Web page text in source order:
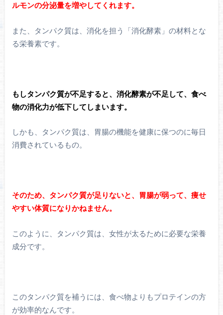
ルモンの分泌量を増やしてくれます。
また、タンパク質は、消化を担う「消化酵素」の材料とな
る栄養素です。
もしタンパク質が不足すると、消化酵素が不足して、食べ
物の消化力が低下してしまいます。
しかも、タンパク質は、胃腸の機能を健康に保つのに毎日
消費されているもの。
そのため、タンパク質が足りないと、胃腸が弱って、痩せ
やすい体質になりかねません。
このように、タンパク質は、女性が太るために必要な栄養
成分です。
このタンパク質を補うには、食べ物よりもプロテインの方
が効率的なんです。